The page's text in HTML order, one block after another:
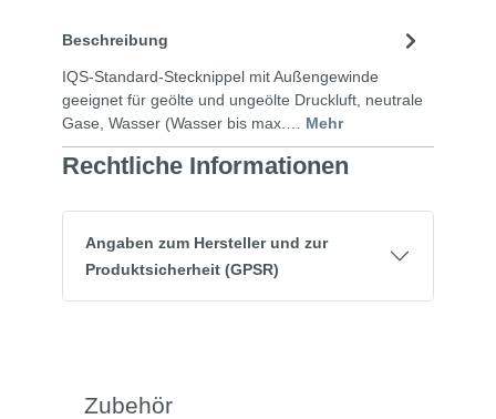
Beschreibung
IQS-Standard-Stecknippel mit Außengewinde
geeignet für geölte und ungeölte Druckluft, neutrale
Gase, Wasser (Wasser bis max.… Mehr
Rechtliche Informationen
Angaben zum Hersteller und zur
Produktsicherheit (GPSR)
Zubehör